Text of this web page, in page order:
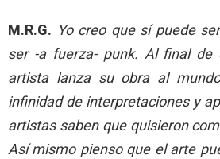
M.R.G. Yo creo que sí puede
ser -a fuerza- punk. Al final de
artista lanza su obra al
infinidad de interpretaciones y
artistas saben que quisieron
Así mismo pienso que el arte